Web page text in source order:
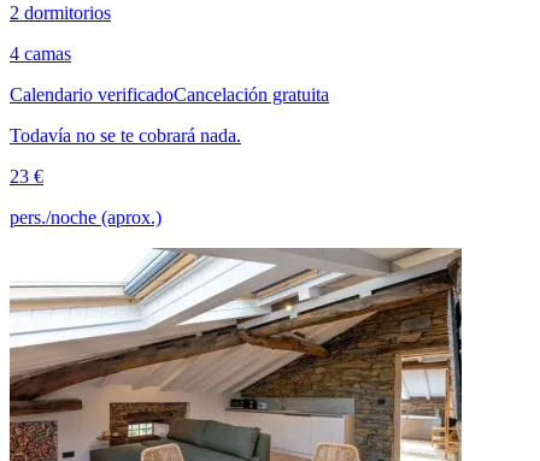
2 dormitorios
4 camas
Calendario verificadoCancelación gratuita
Todavía no se te cobrará nada.
23 €
pers./noche (aprox.)